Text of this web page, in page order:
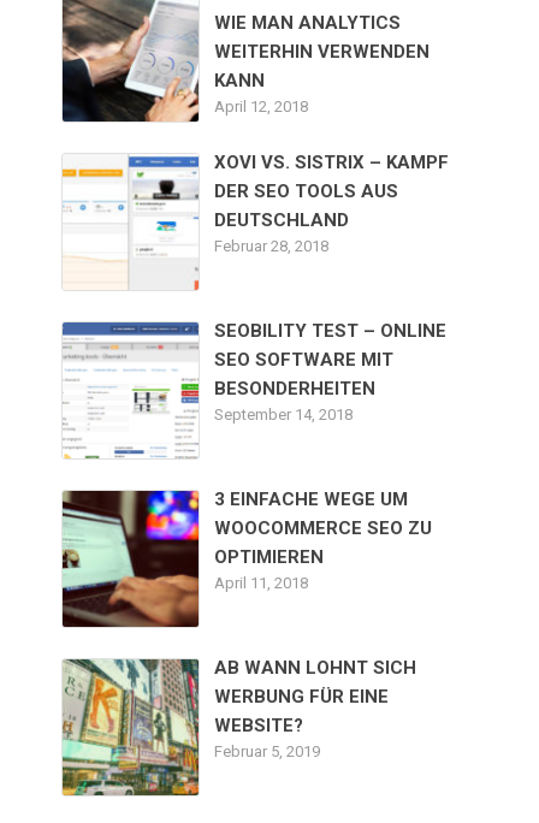
WIE MAN ANALYTICS
WEITERHIN VERWENDEN
KANN
April 12, 2018
XOVI VS. SISTRIX – KAMPF
DER SEO TOOLS AUS
DEUTSCHLAND
Februar 28, 2018
SEOBILITY TEST – ONLINE
SEO SOFTWARE MIT
BESONDERHEITEN
September 14, 2018
3 EINFACHE WEGE UM
WOOCOMMERCE SEO ZU
OPTIMIEREN
April 11, 2018
AB WANN LOHNT SICH
WERBUNG FÜR EINE
WEBSITE?
Februar 5, 2019